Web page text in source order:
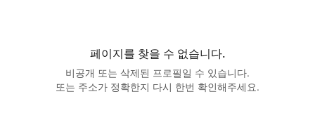
페이지를 찾을 수 없습니다.
비공개 또는 삭제된 프로필일 수 있습니다.
또는 주소가 정확한지 다시 한번 확인해주세요.